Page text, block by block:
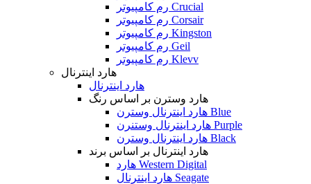
رم کامپیوتر Crucial
رم کامپیوتر Corsair
رم کامپیوتر Kingston
رم کامپیوتر Geil
رم کامپیوتر Klevv
هارد اینترنال
هارد اینترنال
هارد وسترن بر اساس رنگ
هارد اینترنال وسترن Blue
هارد اینترنال وستنرن Purple
هارد اینترنال وسترن Black
هارد اینترنال بر اساس برند
هارد Western Digital
هارد اینترنال Seagate